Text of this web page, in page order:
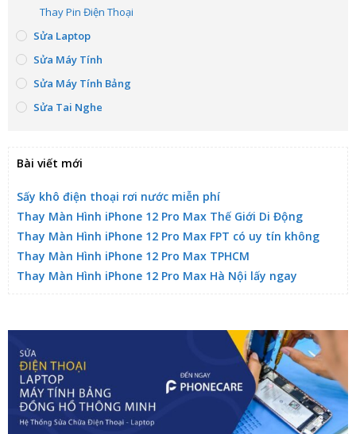
Thay Pin Điện Thoại
Sửa Laptop
Sửa Máy Tính
Sửa Máy Tính Bảng
Sửa Tai Nghe
Bài viết mới
Sấy khô điện thoại rơi nước miễn phí
Thay Màn Hình iPhone 12 Pro Max Thế Giới Di Động
Thay Màn Hình iPhone 12 Pro Max FPT có uy tín không
Thay Màn Hình iPhone 12 Pro Max TPHCM
Thay Màn Hình iPhone 12 Pro Max Hà Nội lấy ngay